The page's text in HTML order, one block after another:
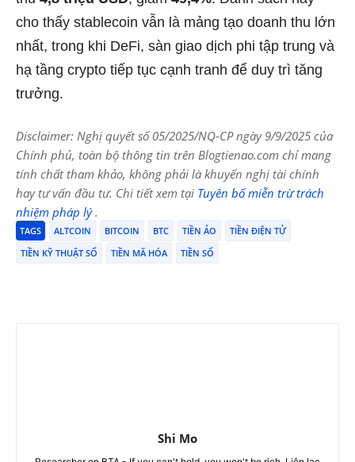
cho thấy stablecoin vẫn là mảng tạo doanh thu lớn
nhất, trong khi DeFi, sàn giao dịch phi tập trung và
hạ tầng crypto tiếp tục cạnh tranh để duy trì tăng
trưởng.
Disclaimer: Nghị quyết số 05/2025/NQ-CP ngày 9/9/2025 của
Chính phủ, toàn bộ thông tin trên Blogtienao.com chỉ mang
tính chất tham khảo, không phải là khuyến nghị tài chính
hay tư vấn đầu tư. Chi tiết xem tại Tuyên bố miễn trừ trách
nhiệm pháp lý.
TAGS ALTCOIN BITCOIN BTC TIỀN ẢO
TIỀN ĐIỆN TỬ
TIỀN KỸ THUẬT SỐ
TIỀN MÃ HÓA TIỀN SỐ
Shi Mo